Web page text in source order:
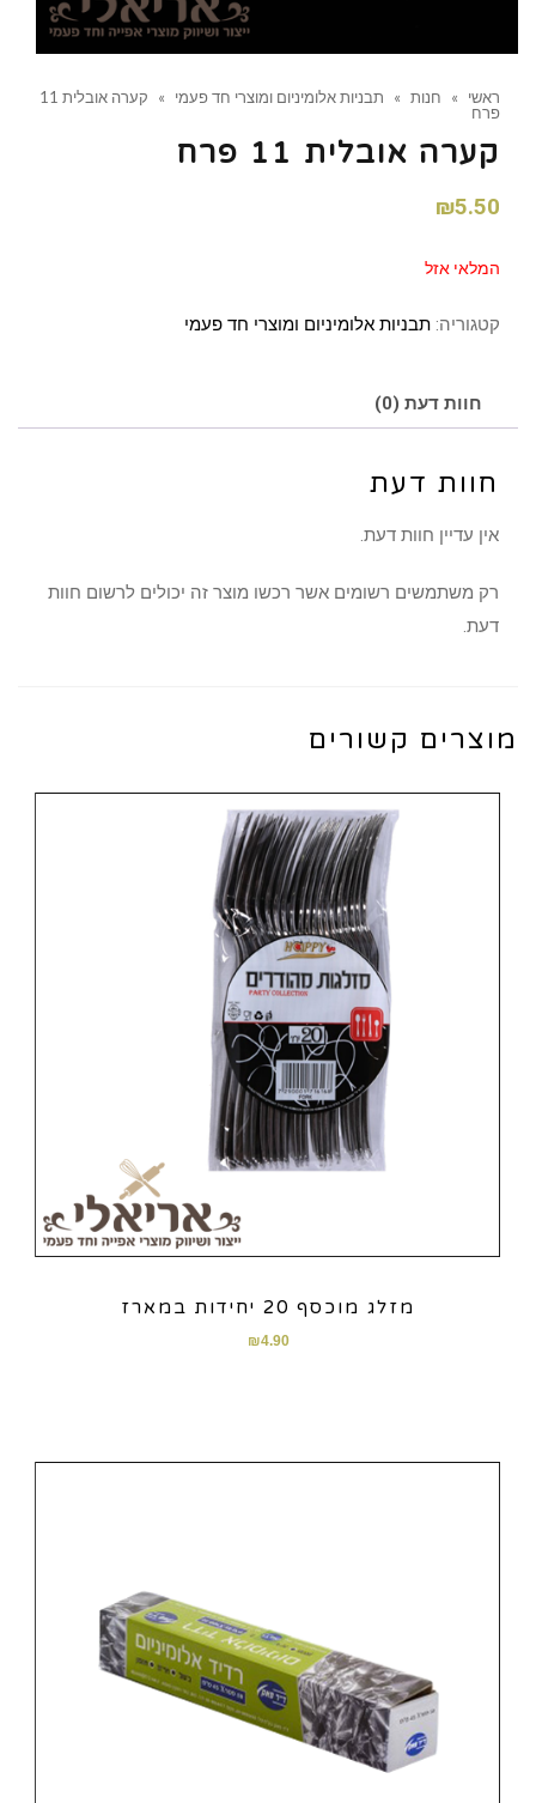
ראשי » חנות » תבניות אלומיניום ומוצרי חד פעמי »
קערה אובלית 11
פרח
קערה אובלית 11 פרח
₪5.50
המלאי אזל
קטגוריה: תבניות אלומיניום ומוצרי חד פעמי
חוות דעת (0)
חוות דעת
אין עדיין חוות דעת.
רק משתמשים רשומים אשר רכשו מוצר זה יכולים לרשום חוות
דעת.
מוצרים קשורים
מזלג מוכסף 20 יחידות במארז
₪4.90